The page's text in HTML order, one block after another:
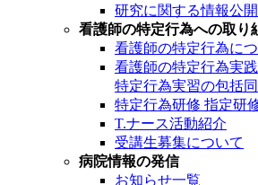
研究に関する情報公
看護師の特定行為への取り
看護師の特定行為に
看護師の特定行為実
特定行為実習の包括
特定行為研修 指定研
T.ナース活動紹介
受講生募集について
病院情報の発信
お知らせ一覧